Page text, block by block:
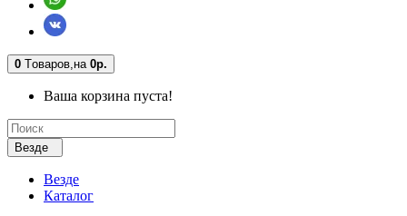
0 Tоваров,на 0р.
Ваша корзина пуста!
Везде
Везде
Каталог